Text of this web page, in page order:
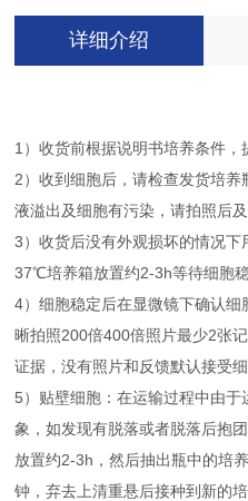
详细介绍
1）收货前根据说明书培养条件，
2）收到细胞后，请检查发货培
液溢出及细胞有污染，请拍照后及
3）收货后没有外观损坏的情况
37℃培养箱放置约2-3h等待细胞稳
4）细胞稳定后在显微镜下确认
晰拍照200倍400倍照片最少2张
证据，没有照片和反馈默认接受
5）贴壁细胞：在运输过程中由
象，如发现有脱落或者脱落后抱
放置约2-3h，然后抽出瓶中的培
钟，弃去上清重悬后接种到新的